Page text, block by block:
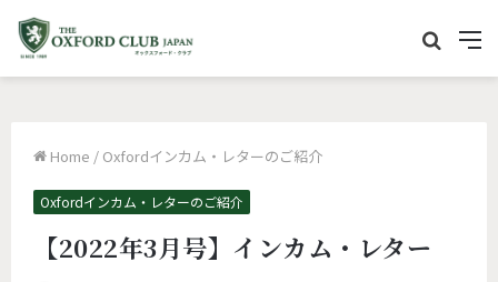
M
e
イ
Home / Oxfordインカム・レターのご紹介
Oxfordインカム・レターのご紹介
【2022年3月号】インカム・レター